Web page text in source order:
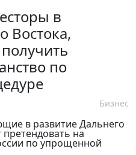
в
Востока,
по
Бизнес